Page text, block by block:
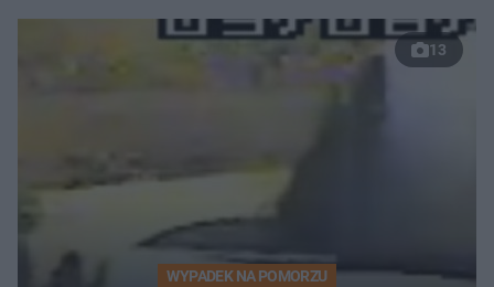
13
WYPADEK NA POMORZU